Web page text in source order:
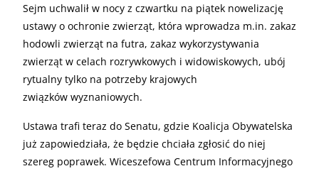
Sejm uchwalił w nocy z czwartku na piątek nowelizację
ustawy o ochronie zwierząt, która wprowadza m.in. zakaz
hodowli zwierząt na futra, zakaz wykorzystywania
zwierząt w celach rozrywkowych i widowiskowych, ubój
rytualny tylko na potrzeby krajowych
związków wyznaniowych.
Ustawa trafi teraz do Senatu, gdzie Koalicja Obywatelska
już zapowiedziała, że będzie chciała zgłosić do niej
szereg poprawek. Wiceszefowa Centrum Informacyjnego